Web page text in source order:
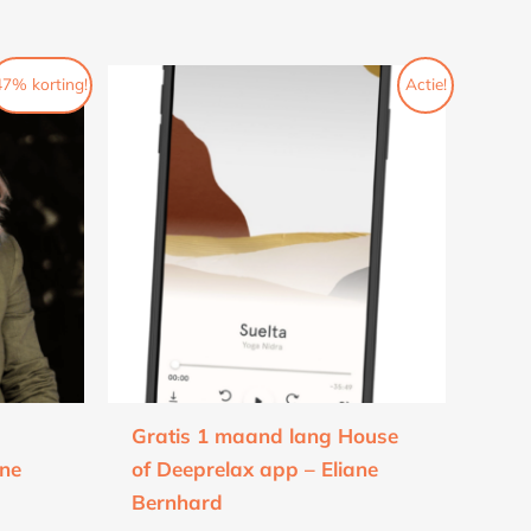
korting! Actie!
Gratis 1 maand lang House
of Deeprelax app – Eliane
Bernhard
was:
€5,95.
€0.